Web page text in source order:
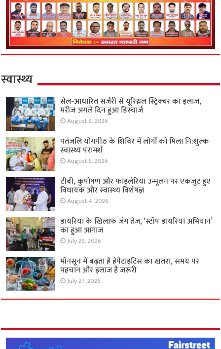
स्वास्थ्य
सेल-आधारित सर्जरी से यूरिथ्रल स्ट्रिक्चर का इलाज,
मरीज अगले दिन हुआ डिस्चार्ज
August 6, 2026
पतंजलि योगपीठ के शिविर में लोगों को मिला नि:शुल्क
स्वास्थ्य परामर्श
August 6, 2026
टीबी, कुपोषण और फाइलेरिया उन्मूलन पर एकजुट हुए
विधायक और स्वास्थ्य विशेषज्ञ
August 4, 2026
डायरिया के खिलाफ जंग तेज, ‘स्टॉप डायरिया अभियान’
का हुआ आगाज
July 29, 2026
मॉनसून में बढ़ता है हेपेटाइटिस का खतरा, समय पर
पहचान और इलाज है जरूरी
July 27, 2026